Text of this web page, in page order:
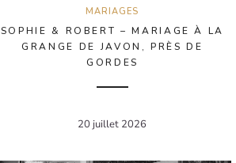
MARIAGES
SOPHIE & ROBERT – MARIAGE À LA
GRANGE DE JAVON, PRÈS DE
GORDES
20 juillet 2026